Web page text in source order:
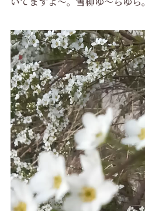
動
画
プ
レ
ー
ヤ
ー